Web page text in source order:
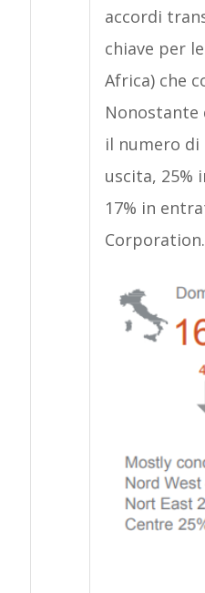
accordi
chiave per
Africa) che
Nonostante
il numero di
uscita, 25%
17% in
Corporation.